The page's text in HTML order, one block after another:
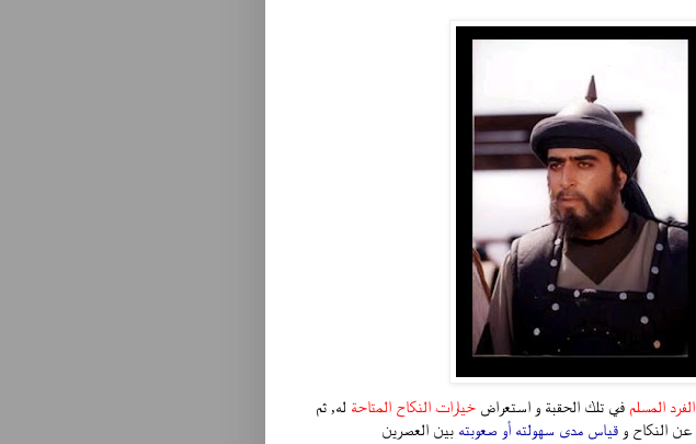
الفرد المسلم في تلك الحقبة و استعراض خيارات النكاح المتاحة له, ثم
عن النكاح و قياس مدى سهولته أو صعوبته بين العصرين